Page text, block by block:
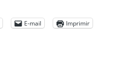
E-mail Imprimir